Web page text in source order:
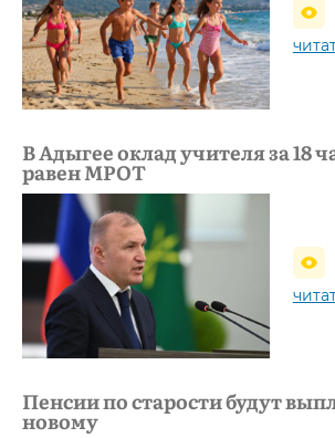
В Адыгее оклад учителя за 18
равен МРОТ
Пенсии по старости будут
новому